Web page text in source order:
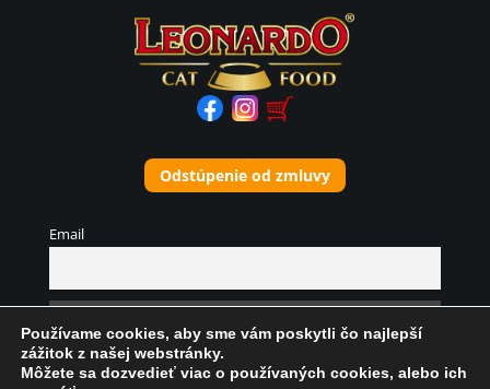
Odstúpenie od zmluvy
Email
Používame cookies, aby sme vám poskytli čo najlepší
zážitok z našej webstránky.
Môžete sa dozvedieť viac o používaných cookies, alebo ich